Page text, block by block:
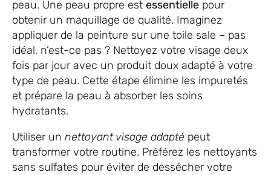
peau. Une peau propre est essentielle pour
obtenir un maquillage de qualité. Imaginez
appliquer de la peinture sur une toile sale – pas
idéal, n’est-ce pas ? Nettoyez votre visage deux
fois par jour avec un produit doux adapté à votre
type de peau. Cette étape élimine les impuretés
et prépare la peau à absorber les soins
hydratants.
Utiliser un nettoyant visage adapté peut
transformer votre routine. Préférez les nettoyants
sans sulfates pour éviter de dessécher votre